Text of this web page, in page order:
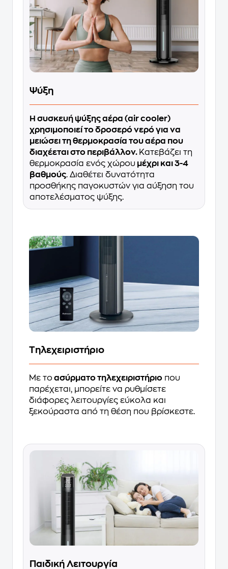
Ψύξη
Η συσκευή ψύξης αέρα (air cooler)
χρησιμοποιεί το δροσερό νερό για να
μειώσει τη θερμοκρασία του αέρα που
διαχέεται στο περιβάλλον. Κατεβάζει τη
θερμοκρασία ενός χώρου μέχρι και 3-4
βαθμούς. Διαθέτει δυνατότητα
προσθήκης παγοκυστών για αύξηση του
αποτελέσματος ψύξης.
Τηλεχειριστήριο
Με τοασύρματο τηλεχειριστήριο που
παρέχεται, μπορείτε να ρυθμίσετε
διάφορες λειτουργίες εύκολα και
ξεκούραστα από τη θέση που βρίσκεστε.
Παιδική Λειτουργία